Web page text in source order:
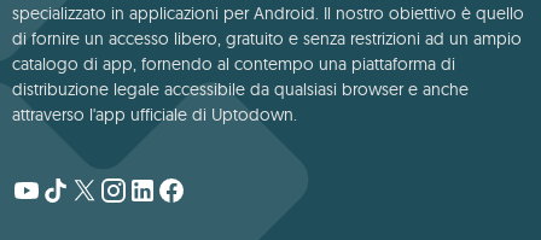
specializzato in applicazioni per Android. Il nostro obiettivo è quello
di fornire un accesso libero, gratuito e senza restrizioni ad un ampio
catalogo di app, fornendo al contempo una piattaforma di
distribuzione legale accessibile da qualsiasi browser e anche
attraverso l'app ufficiale di Uptodown.